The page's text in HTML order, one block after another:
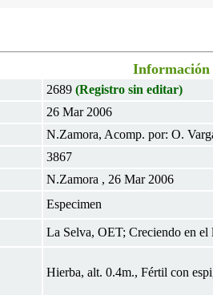
Información
2689 (Registro sin editar)
26 Mar 2006
N.Zamora, Acomp. por: O.
3867
N.Zamora , 26 Mar 2006
Especimen
La Selva, OET; Creciendo en el
Hierba, alt. 0.4m., Fértil con